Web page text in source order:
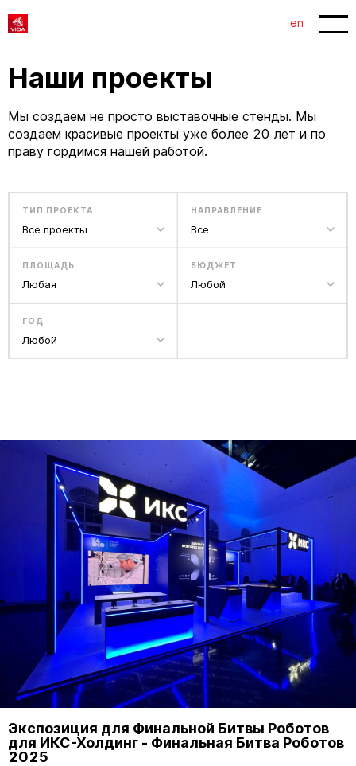
en
Наши проекты
Мы создаем не просто выставочные стенды. Мы
создаем красивые проекты уже более 20 лет и по
праву гордимся нашей работой.
ТИП ПРОЕКТА
Все проекты
НАПРАВЛЕНИЕ
Все
ПЛОЩАДЬ
Любая
БЮДЖЕТ
Любой
ГОД
Любой
Экспозиция для Финальной Битвы Роботов
для ИКС-Холдинг - Финальная Битва Роботов
2025